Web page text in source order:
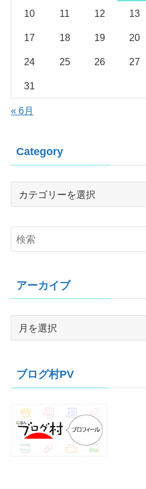
10 11 12 13
17 18 19 20
24 25 26 27
31
« 6月
Category
Category
アーカイブ
ブ
ブログ村PV